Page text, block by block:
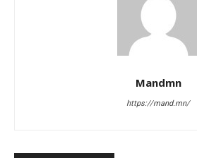
Mandmn
https://mand.mn/